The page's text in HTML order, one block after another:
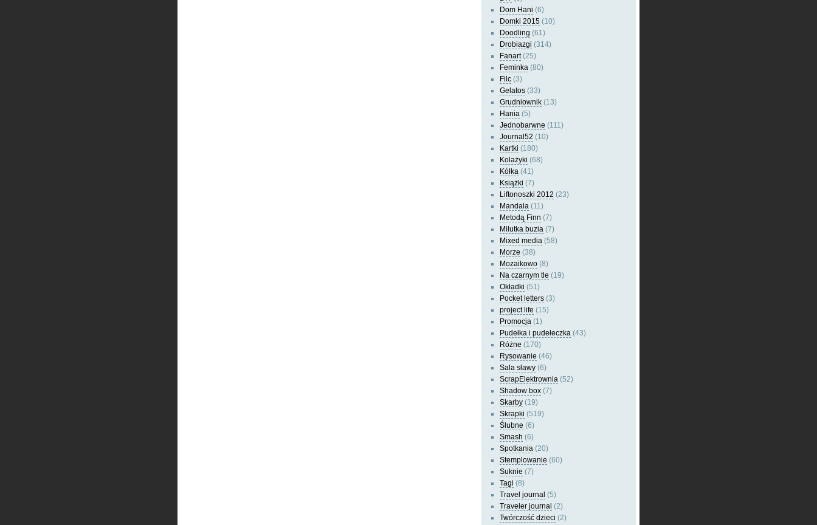
Dom Hani (6)
Domki 2015 (10)
Doodling (61)
Drobiazgi (314)
Fanart(25)
Feminka (80)
Filc (3)
Gelatos (33)
Grudniownik (13)
Hania (5)
Jednobarwne (111)
Journal52 (10)
Kartki (180)
Kolażyki (68)
Kółka (41)
Książki (7)
Liftonoszki 2012 (23)
Mandala (11)
Metodą Finn (7)
Milutka buzia (7)
Mixed media (58)
Morze (38)
Mozaikowo (8)
Na czarnym tle (19)
Okładki (51)
Pocket letters (3)
project life (15)
Promocja (1)
Pudełka i pudełeczka (43)
Różne (170)
Rysowanie (46)
Sala sławy (6)
ScrapElektrownia (52)
Shadow box (7)
Skarby (19)
Skrapki (519)
Ślubne (6)
Smash (6)
Spotkania (20)
Stemplowanie (60)
Suknie (7)
Tagi (8)
Travel journal (5)
Traveler journal (2)
Twórczość dzieci (2)